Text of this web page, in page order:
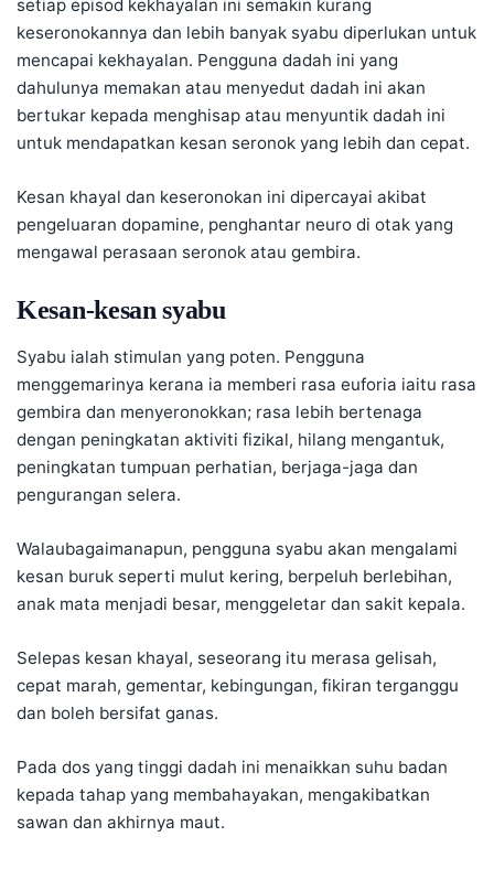
setiap episod kekhayalan ini semakin kurang
keseronokannya dan lebih banyak syabu diperlukan untuk
mencapai kekhayalan. Pengguna dadah ini yang
dahulunya memakan atau menyedut dadah ini akan
bertukar kepada menghisap atau menyuntik dadah ini
untuk mendapatkan kesan seronok yang lebih dan cepat.
Kesan khayal dan keseronokan ini dipercayai akibat
pengeluaran dopamine, penghantar neuro di otak yang
mengawal perasaan seronok atau gembira.
Kesan-kesan syabu
Syabu ialah stimulan yang poten. Pengguna
menggemarinya kerana ia memberi rasa euforia iaitu rasa
gembira dan menyeronokkan; rasa lebih bertenaga
dengan peningkatan aktiviti fizikal, hilang mengantuk,
peningkatan tumpuan perhatian, berjaga-jaga dan
pengurangan selera.
Walaubagaimanapun, pengguna syabu akan mengalami
kesan buruk seperti mulut kering, berpeluh berlebihan,
anak mata menjadi besar, menggeletar dan sakit kepala.
Selepas kesan khayal, seseorang itu merasa gelisah,
cepat marah, gementar, kebingungan, fikiran terganggu
dan boleh bersifat ganas.
Pada dos yang tinggi dadah ini menaikkan suhu badan
kepada tahap yang membahayakan, mengakibatkan
sawan dan akhirnya maut.